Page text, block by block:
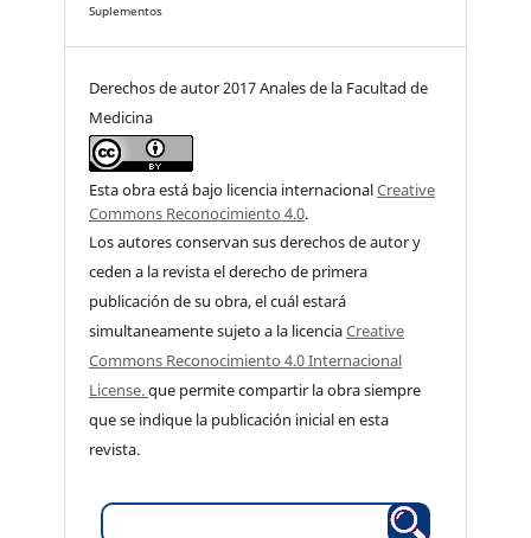
Suplementos
Derechos de autor 2017 Anales de la Facultad de
Medicina
Esta obra está bajo licencia internacionalCreative
Commons Reconocimiento 4.0.
Los autores conservan sus derechos de autor y
ceden a la revista el derecho de primera
publicación de su obra, el cuál estará
simultaneamente sujeto a la licenciaCreative
Commons Reconocimiento 4.0 Internacional
License.que permite compartir la obra siempre
que se indique la publicación inicial en esta
revista.